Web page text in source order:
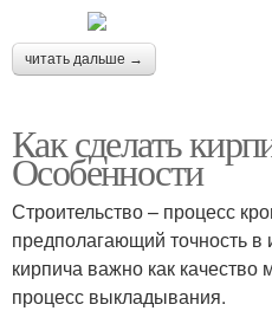
читать дальше →
Как сделать
Особенности
Строительство – процесс
предполагающий точность
кирпича важно как качество
процесс выкладывания.